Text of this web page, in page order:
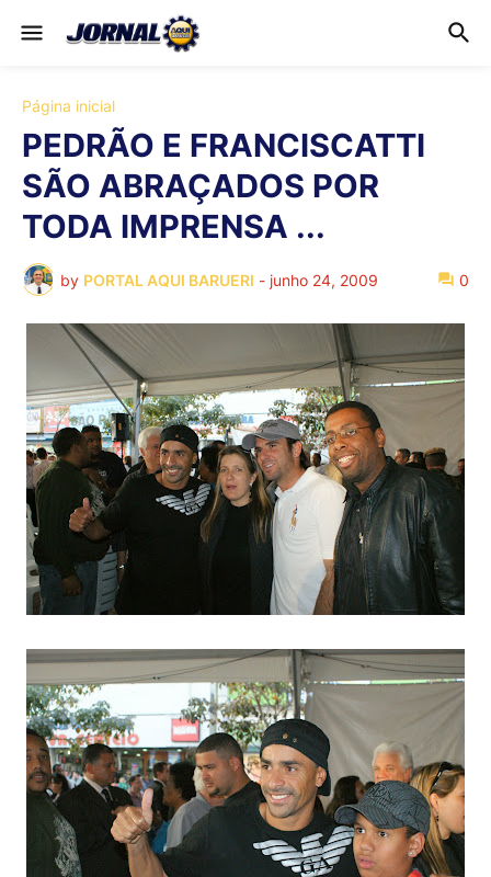
Página inicial
PEDRÃO E FRANCISCATTI
SÃO ABRAÇADOS POR
TODA IMPRENSA ...
by PORTAL AQUI BARUERI - junho 24, 2009 0